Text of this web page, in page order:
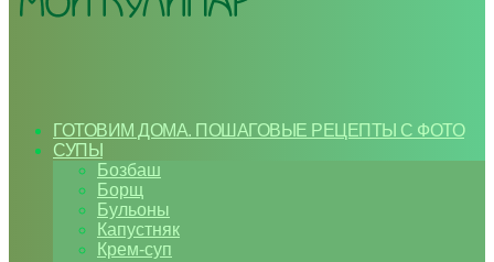
ГОТОВИМ ДОМА. ПОШАГОВЫЕ РЕЦЕПТЫ С ФОТО
СУПЫ
Бозбаш
Борщ
Бульоны
Капустняк
Крем-суп